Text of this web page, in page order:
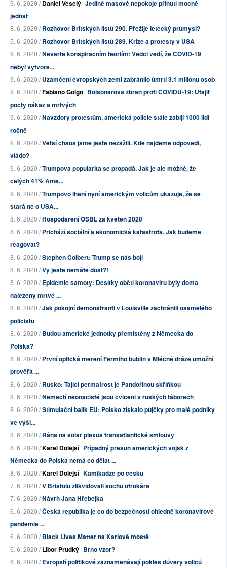
9. 6. 2020 /Daniel Veselý Jedině masové nepokoje přinutí mocné
jednat
8. 6. 2020 /Rozhovor Britských listů 290. Přežije letecký průmysl?
5. 6. 2020 /Rozhovor Britských listů 289. Krize a protesty v USA
9. 6. 2020 /Nevěřte konspiračním teoriím: Vědci vědí, že COVID-19
nebyl vytvoře...
9. 6. 2020 /Uzamčení evropských zemí zabránilo úmrtí 3.1 milionu osob
9. 6. 2020 /Fabiano Golgo Bolsonarova zbraň proti COVIDU-19: Utajit
počty nákaz a mrtvých
9. 6. 2020 /Navzdory protestům, americká policie stále zabíjí 1000 lidí
ročně
9. 6. 2020 /Větší chaos jsme ještě nezažili. Kde najdeme odpovědi,
vládo?
9. 6. 2020 /Trumpova popularita se propadá. Jak je ale možné, že
celých 41% Ame...
9. 6. 2020 /Trumpovo lhaní nyní americkým voličům ukazuje, že se
stará ne o USA...
8. 6. 2020 /Hospodaření OSBL za květen 2020
8. 6. 2020 /Přichází sociální a ekonomická katastrofa. Jak budeme
reagovat?
8. 6. 2020 /Stephen Colbert: Trump se nás bojí
8. 6. 2020 /Vy ještě nemáte dost?!
8. 6. 2020 /Epidemie samoty: Desítky obětí koronaviru byly doma
nalezeny mrtvé ...
8. 6. 2020 /Jak pokojní demonstranti v Louisville zachránili osamělého
policistu
8. 6. 2020 /Budou americké jednotky přemístěny z Německa do
Polska?
8. 6. 2020 /První optická měření Fermiho bublin v Mléčné dráze umožní
prověřit ...
8. 6. 2020 /Rusko: Tající permafrost je Pandořinou skříňkou
8. 6. 2020 /Němečtí neonacisté jsou cvičeni v ruských táborech
8. 6. 2020 /Stimulační balík EU: Polsko získalo půjčky pro malé podniky
ve výši...
8. 6. 2020 /Rána na solar plexus transatlantické smlouvy
8. 6. 2020 /Karel Dolejší Případný přesun amerických vojsk z
Německa do Polska nemá co dělat ...
8. 6. 2020 /Karel Dolejší Kamikadze po česku
7. 6. 2020 /V Bristolu zlikvidovali sochu otrokáře
7. 6. 2020 /Návrh Jana Hřebejka
6. 6. 2020 /Česká republika je co do bezpečnosti ohledně koronavirové
pandemie ...
6. 6. 2020 /Black Lives Matter na Karlově mostě
6. 6. 2020 /Libor Prudký Brno vzor?
6. 6. 2020 /Evropští politikové zaznamenávají pokles důvěry voličů